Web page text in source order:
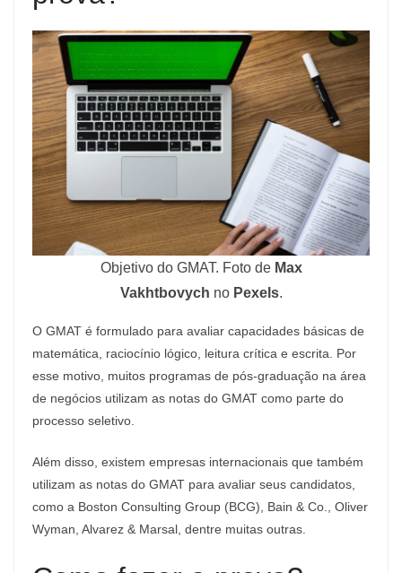
Objetivo do GMAT. Foto de Max
Vakhtbovych no Pexels.
O GMAT é formulado para avaliar capacidades básicas de
matemática, raciocínio lógico, leitura crítica e escrita. Por
esse motivo, muitos programas de pós-graduação na área
de negócios utilizam as notas do GMAT como parte do
processo seletivo.
Além disso, existem empresas internacionais que também
utilizam as notas do GMAT para avaliar seus candidatos,
como a Boston Consulting Group (BCG), Bain & Co., Oliver
Wyman, Alvarez & Marsal, dentre muitas outras.